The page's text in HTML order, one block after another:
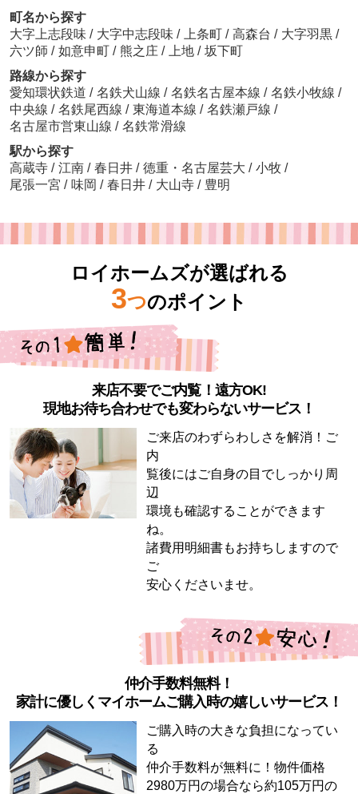
町名から探す
大字上志段味 / 大字中志段味 / 上条町 / 高森台 / 大字羽黒 /
六ツ師 / 如意申町 / 熊之庄 / 上地 / 坂下町
路線から探す
愛知環状鉄道 / 名鉄犬山線 / 名鉄名古屋本線 / 名鉄小牧線 /
中央線 / 名鉄尾西線 / 東海道本線 / 名鉄瀬戸線 /
名古屋市営東山線 / 名鉄常滑線
駅から探す
高蔵寺 / 江南 / 春日井 / 徳重・名古屋芸大 / 小牧 /
尾張一宮 / 味岡 / 春日井 / 大山寺 / 豊明
ロイホームズが選ばれる
3つのポイント
来店不要でご内覧！遠方OK!
現地お待ち合わせでも変わらないサービス！
ご来店のわずらわしさを解消！ご
内
覧後にはご自身の目でしっかり周
辺
環境も確認することができます
ね。
諸費用明細書もお持ちしますので
ご
安心くださいませ。
仲介手数料無料！
家計に優しくマイホームご購入時の嬉しいサービス！
ご購入時の大きな負担になってい
る
仲介手数料が無料に！物件価格
2980万円の場合なら約105万円の